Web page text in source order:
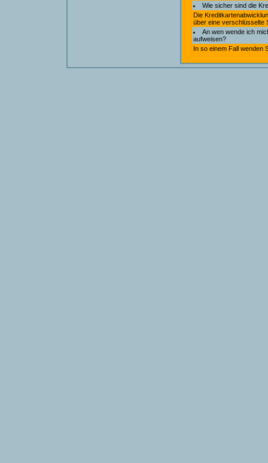
Wie sicher sind die
Die
über eine verschlüsselte
An wen wende ich
aufweisen?
In so einem Fall wenden